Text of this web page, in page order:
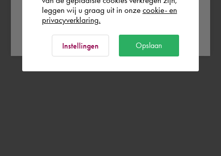
leggen wij u graag uit in onze cookie- en
privacyverklaring.
Instellingen Opslaan